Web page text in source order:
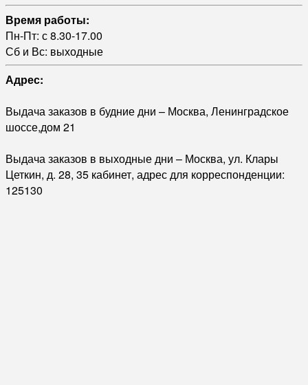
Время работы:
Пн-Пт: с 8.30-17.00
Сб и Вс: выходные
Адрес:
Выдача заказов в будние дни – Москва, Ленинградское
шоссе,дом 21
Выдача заказов в выходные дни – Москва, ул. Клары
Цеткин, д. 28, 35 кабинет, адрес для корреспонденции:
125130